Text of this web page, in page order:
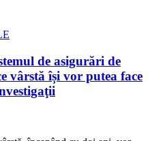
de asigurări de
vârstă își vor putea face